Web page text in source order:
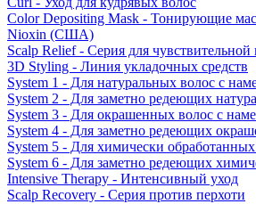
Color Depositing Mask - Тонирующие
Nioxin (США)
Scalp Relief - Серия для
3D Styling - Линия укладочных средств
System 1 - Для натуральных волос с
System 2 - Для заметно редеющих
System 3 - Для окрашенных волос с
System 4 - Для заметно редеющих
System 5 - Для химически
System 6 - Для заметно редеющих
Intensive Therapy - Интенсивный уход
Scalp Recovery - Серия против перхоти